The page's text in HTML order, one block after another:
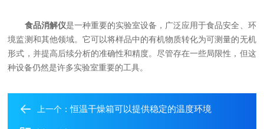
食品消解仪是一种重要的实验室设备，广泛应用于食品安全、环
境监测和其他领域。它可以将样品中的有机物质转化为可测量的无机
形式，并提高后续分析的准确性和精度。尽管存在一些局限性，但这
种设备仍然是许多实验室重要的工具。
上一个：恒温干燥箱可以提供稳定的温度环境